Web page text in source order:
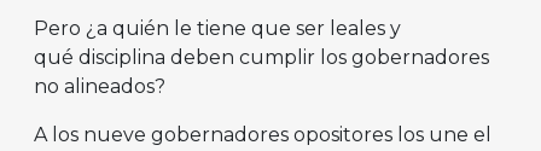
Pero ¿a quién le tiene que ser leales y
qué disciplina deben cumplir los gobernadores
no alineados?
A los nueve gobernadores opositores los une el